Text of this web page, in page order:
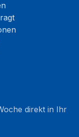
direkt in Ihr